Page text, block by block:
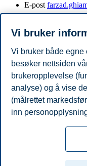
E-post
Personvern Cookies
Campus:
OsloBergenTrondheim
© 2026
Vi bruker
Vi bruker både egne
besøker nettsiden
brukeropplevelse
analyse) og å vise
(målrettet
inn
cookies som er
fungere, kan du
samtykke ved å